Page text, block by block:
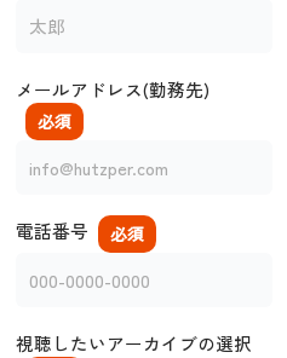
メールアドレス(勤務先)
必須
電話番号 必須
視聴したいアーカイブの選択